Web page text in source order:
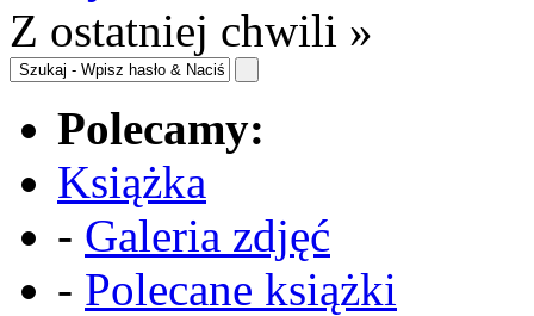
Z ostatniej chwili »
Polecamy:
Książka
- Galeria zdjęć
- Polecane książki